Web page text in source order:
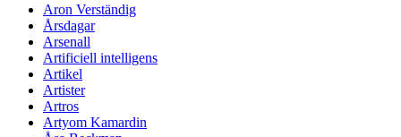
Aron Verständig
Årsdagar
Arsenall
Artificiell intelligens
Artikel
Artister
Artros
Artyom Kamardin